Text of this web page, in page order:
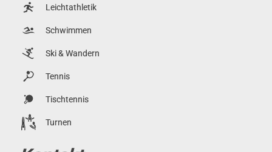
Leichtathletik
Schwimmen
Ski & Wandern
Tennis
Tischtennis
Turnen